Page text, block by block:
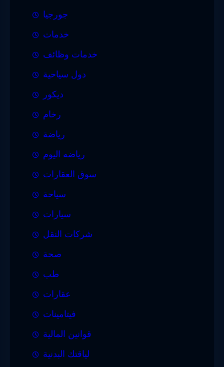
جورجيا
خدمات
خدمات وظائف
دول سياحية
ديكور
رخام
رياضة
رياضه اليوم
سوق العقارات
سياحة
سيارات
شركات النقل
صحة
طب
عقارات
فيتامينات
قوانين المالية
لياقتك البدنية